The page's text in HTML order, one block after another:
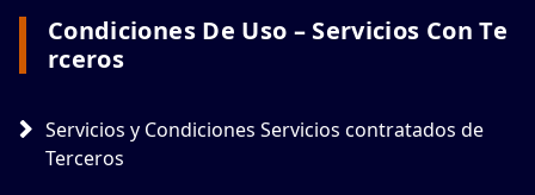
Condiciones De Uso – Servicios Con Te
Rceros
Servicios y Condiciones Servicios contratados de
Terceros